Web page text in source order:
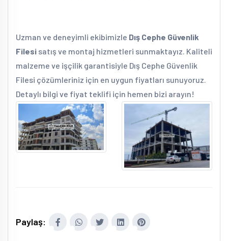
Uzman ve deneyimli ekibimizle Dış Cephe Güvenlik
Filesi satış ve montaj hizmetleri sunmaktayız. Kaliteli
malzeme ve işçilik garantisiyle Dış Cephe Güvenlik
Filesi çözümleriniz için en uygun fiyatları sunuyoruz.
Detaylı bilgi ve fiyat teklifi için hemen bizi arayın!
Paylaş: